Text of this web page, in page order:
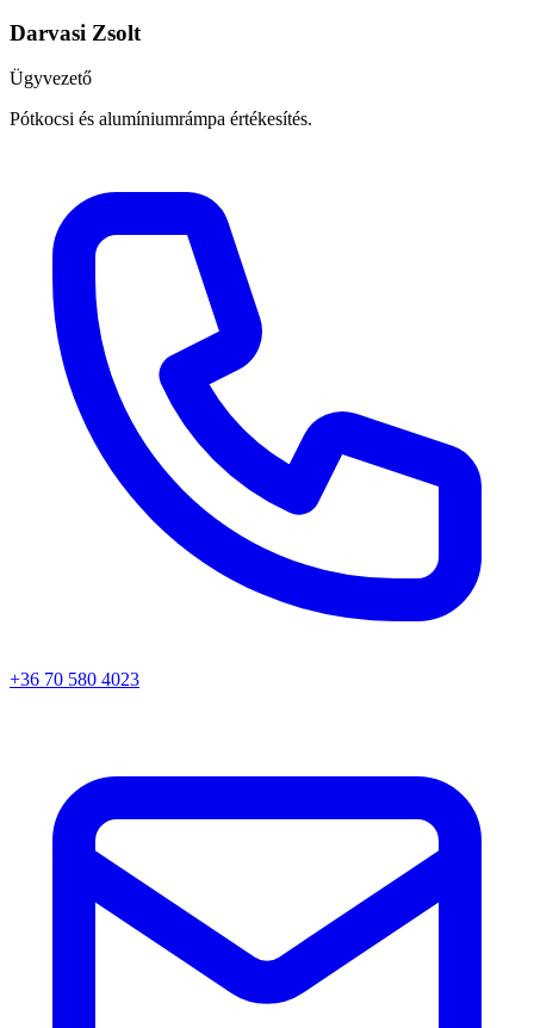
Darvasi Zsolt
Ügyvezető
Pótkocsi és alumíniumrámpa értékesítés.
+36 70 580 4023